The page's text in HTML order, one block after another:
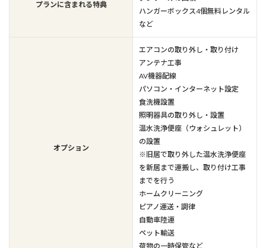
プランに含まれる特典
ハンガーボックス4個無料レンタル
など
オプション
エアコンの取り外し・取り付け
アンテナ工事
AV機器配線
パソコン・インターネット設定
食洗機設置
照明器具の取り外し・設置
温水洗浄便座（ウォシュレット）
の設置
※旧居で取り外した温水洗浄便座
を新居まで運搬し、取り付け工事
までを行う
ホームクリーニング
ピアノ運送・調律
自動車陸運
ペット輸送
荷物の一時保管など